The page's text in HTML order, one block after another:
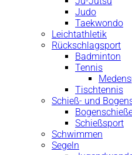
Judo
Taekwondo
Leichtathletik
Rückschlagsport
Badminton
Tennis
Tischtennis
Schieß- und
Schießsport
Schwimmen
Segeln